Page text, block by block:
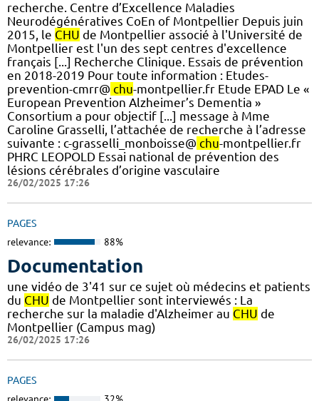
recherche. Centre d’Excellence Maladies
Neurodégénératives CoEn of Montpellier Depuis juin
2015, le CHU de Montpellier associé à l'Université de
Montpellier est l'un des sept centres d'excellence
français [...] Recherche Clinique. Essais de prévention
en 2018-2019 Pour toute information : Etudes-
prevention-cmrr@ chu-montpellier.fr Etude EPAD Le «
European Prevention Alzheimer’s Dementia »
Consortium a pour objectif [...] message à Mme
Caroline Grasselli, l’attachée de recherche à l’adresse
suivante : c-grasselli_monboisse@ chu-montpellier.fr
PHRC LEOPOLD Essai national de prévention des
lésions cérébrales d’origine vasculaire
26/02/2025 17:26
PAGES
relevance: 88%
Documentation
une vidéo de 3'41 sur ce sujet où médecins et patients
du CHU de Montpellier sont interviewés : La
recherche sur la maladie d'Alzheimer au CHU de
Montpellier (Campus mag)
26/02/2025 17:26
PAGES